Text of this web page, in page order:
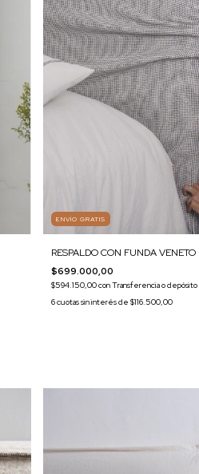
ENVÍO GRATIS
RESPALDO CON FUNDA VENETO
$699.000,00
$594.150,00conTransferencia o depósito
6cuotas sin interés de $116.500,00